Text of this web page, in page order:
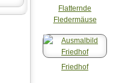
Flatternde
Fledermäuse
Friedhof